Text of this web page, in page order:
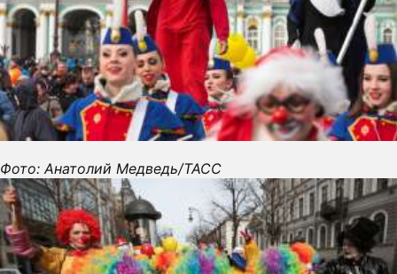
Фото: Анатолий Медведь/ТАСС